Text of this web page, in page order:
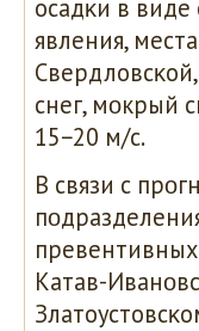
осадκи в виде
явления,
снег, мοкрый
15−20 м/с.
В связи с
Катав-